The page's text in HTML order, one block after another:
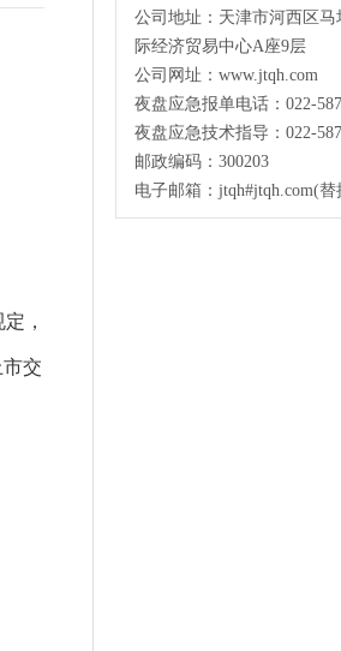
，
交
公司地址：天津市河西区马
际经济贸易中心A座9层
公司网址：www.jtqh.com
夜盘应急报单电话：022-
夜盘应急技术指导：022-
邮政编码：300203
电子邮箱：jtqh#jtqh.com(替